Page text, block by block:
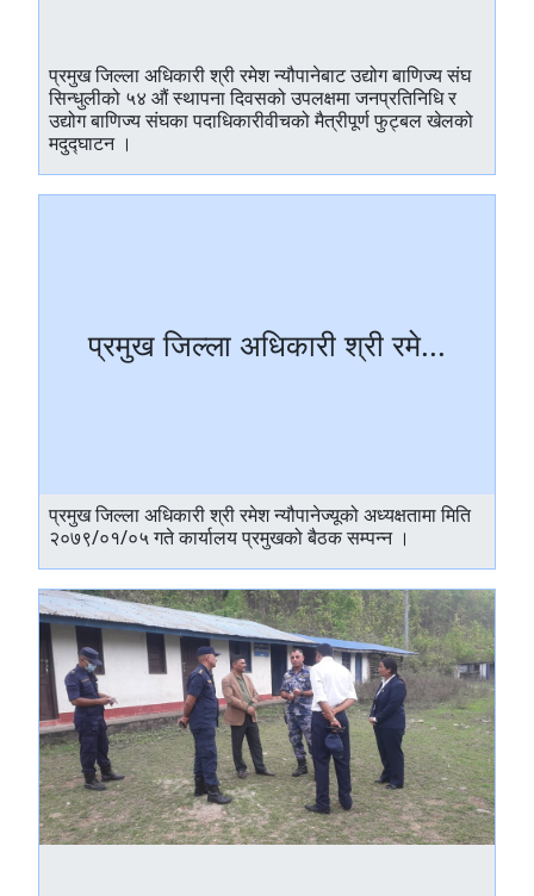
प्रमुख जिल्ला अधिकारी श्री रमेश न्यौपानेबाट उद्योग बाणिज्य संघ
सिन्धुलीको ५४ ‍औं स्थापना दिवसको उपलक्षमा जनप्रतिनिधि र
उद्योग बाणिज्य संघका पदाधिकारीवीचको मैत्रीपूर्ण फुट्बल खेलको
मदुद्घाटन ।
प्रमुख जिल्ला अधिकारी श्री रमे...
प्रमुख जिल्ला अधिकारी श्री रमेश न्यौपानेज्यूको अध्यक्षतामा मिति
२०७९/०१/०५ गते कार्यालय प्रमुखको बैठक सम्पन्न ।